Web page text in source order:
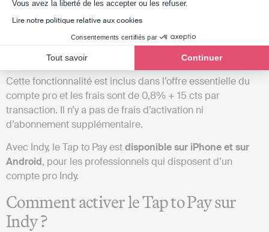
Vous avez la liberté de les accepter ou les refuser.
Lire notre politique relative aux cookies
Consentements certifiés par
Tout savoir Continuer
d’encaissement mobile
et la gestion comptable sont
automatiquement rapproché de vos opérations bancaires,
ce qui simplifie considérablement votre suivi comptable.
Cette fonctionnalité est inclus dans l’offre essentielle du
compte pro et les frais sont de 0,8% + 15 cts par
transaction. Il n’y a pas de frais d’activation ni
d’abonnement supplémentaire.
Avec Indy, le Tap to Pay estdisponible sur iPhone et sur
Android, pour les professionnels qui disposent d’un
compte pro Indy.
Comment activer le Tap to Pay sur
Indy ?